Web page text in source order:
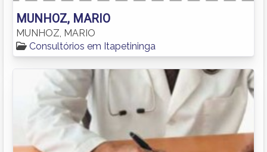
MUNHOZ, MARIO
MUNHOZ, MARIO
Consultórios em Itapetininga